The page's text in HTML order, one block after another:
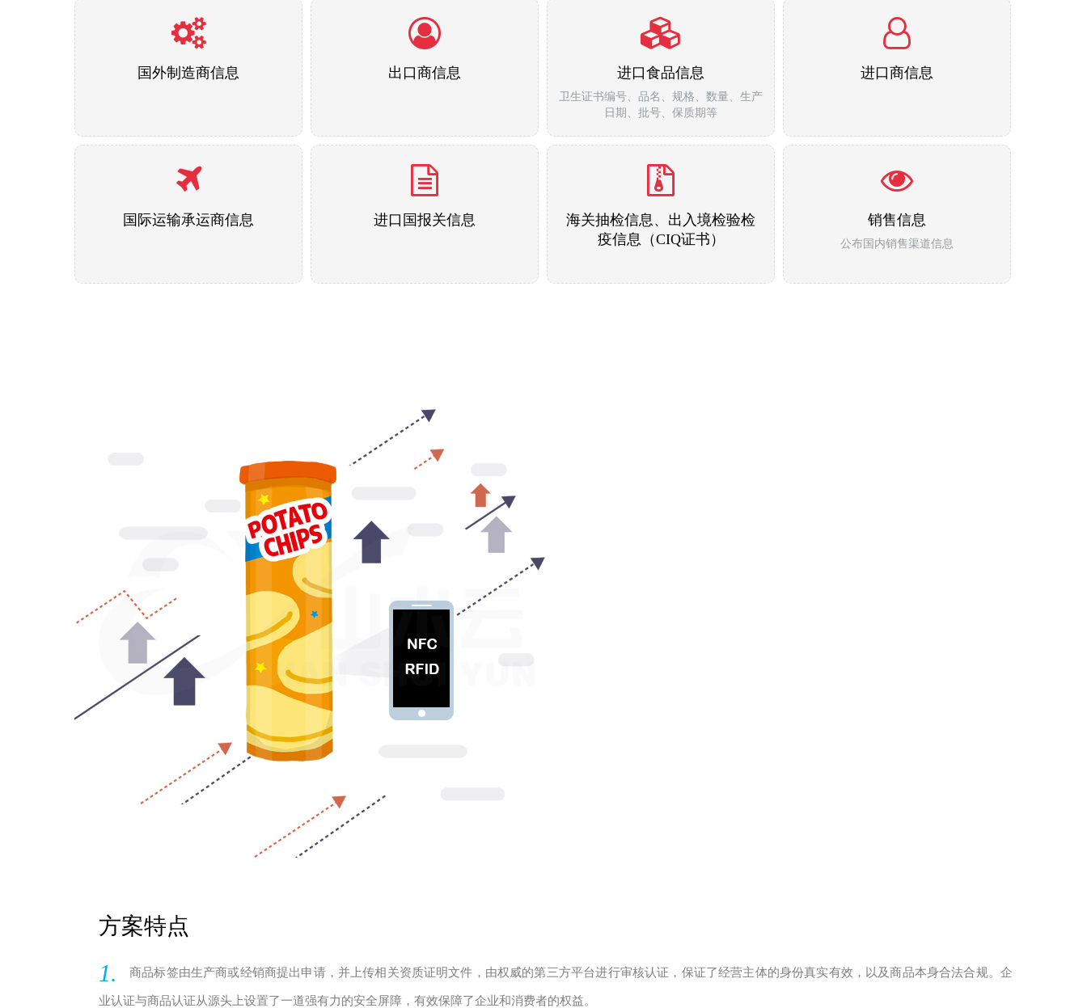
国外制造商信息 出口商信息 进口食品信息
卫生证书编号、品名、规格、数量、生产
日期、批号、保质期等
进口商信息
国际运输承运商信息 进口国报关信息
海关抽检信息、出入境检验检
疫信息（CIQ证书）
销售信息
公布国内销售渠道信息
方案特点
1. 商品标签由生产商或经销商提出申请，并上传相关资质证明文件，由权威的第三方平台进行审核认证，保证了经营主体的身份真实有效，以及商品本身合法合规。企
业认证与商品认证从源头上设置了一道强有力的安全屏障，有效保障了企业和消费者的权益。